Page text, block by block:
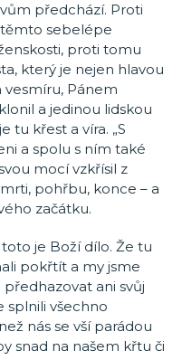
předchází. Proti
sebelépe
proti tomu
který je nejen hlavou
Pánem
a jedinou lidskou
tu křest a víra. „S
a spolu s ním také
mocí vzkřísil z
pohřbu, konce – a
začátku.
je Boží dílo. Že tu
pokřtít a my jsme
ani svůj
splnili všechno
nás se vší parádou
snad na našem křtu či